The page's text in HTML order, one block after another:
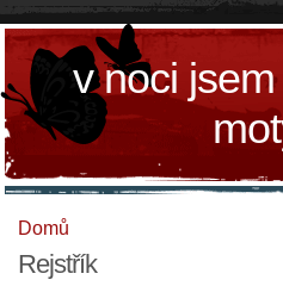
v noci
Domů
Rejstřík